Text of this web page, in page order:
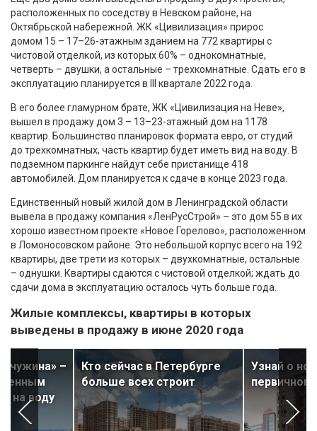
расположенных по соседству в Невском районе, на
Октябрьской набережной. ЖК «Цивилизация» прирос
домом 15 – 17–26-этажным зданием на 772 квартиры с
чистовой отделкой, из которых 60% – однокомнатные,
четверть – двушки, а остальные – трехкомнатные. Сдать его в
эксплуатацию планируется в III квартале 2022 года.
В его более гламурном брате, ЖК «Цивилизация на Неве»,
вышел в продажу дом 3 – 13–23-этажный дом на 1178
квартир. Большинство планировок формата евро, от студий
до трехкомнатных, часть квартир будет иметь вид на воду. В
подземном паркинге найдут себе пристанище 418
автомобилей. Дом планируется к сдаче в конце 2023 года.
Единственный новый жилой дом в Ленинградской области
вывела в продажу компания «ЛенРусСтрой» – это дом 55 в их
хорошо известном проекте «Новое Горелово», расположенном
в Ломоносовском районе. Это небольшой корпус всего на 192
квартиры, две трети из которых – двухкомнатные, остальные
– однушки. Квартиры сдаются с чистовой отделкой; ждать до
сдачи дома в эксплуатацию осталось чуть больше года.
Жилые комплексы, квартиры в которых
выведены в продажу в июне 2020 года
–
на воду
Кто сейчас в Петербурге
больше всех строит
Узнай о